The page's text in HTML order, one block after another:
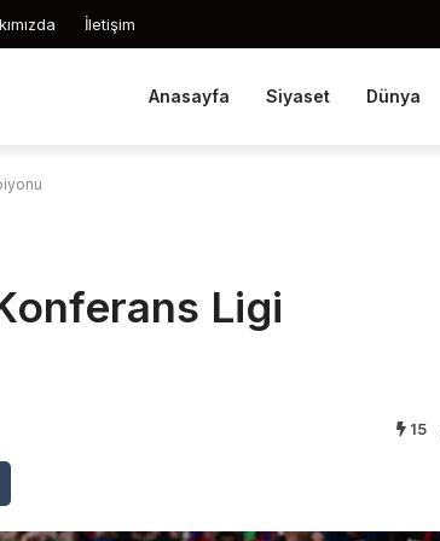
İletişim
Anasayfa Siyaset Dünya
Ligi
15